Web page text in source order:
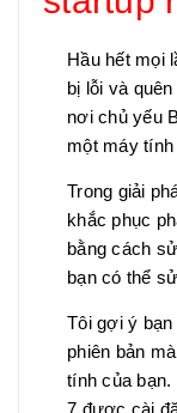
Hầu hết mọi
bị lỗi và
nơi chủ yếu
một máy
Trong giải
khắc phục
bằng cách
bạn có thể
Tôi gợi ý
phiên bản
tính của
7 được cài